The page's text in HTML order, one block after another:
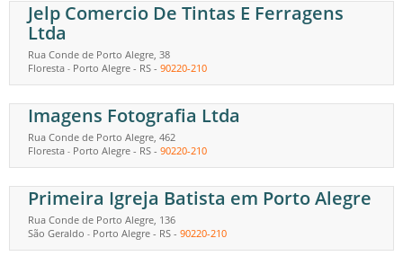
Jelp Comercio De Tintas E Ferragens
Ltda
Rua Conde de Porto Alegre, 38
Floresta - Porto Alegre - RS - 90220-210
Imagens Fotografia Ltda
Rua Conde de Porto Alegre, 462
Floresta - Porto Alegre - RS - 90220-210
Primeira Igreja Batista em Porto Alegre
Rua Conde de Porto Alegre, 136
São Geraldo - Porto Alegre - RS - 90220-210